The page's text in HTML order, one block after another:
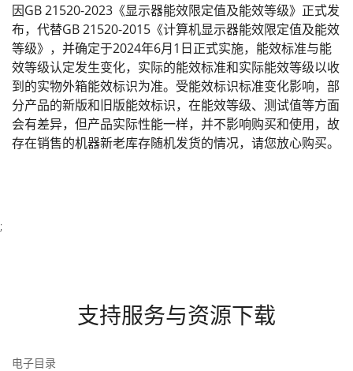
因GB 21520-2023《显示器能效限定值及能效等级》正式发
布，代替GB 21520-2015《计算机显示器能效限定值及能效
等级》，并确定于2024年6月1日正式实施，能效标准与能
效等级认定发生变化，实际的能效标准和实际能效等级以收
到的实物外箱能效标识为准。受能效标识标准变化影响，部
分产品的新版和旧版能效标识，在能效等级、测试值等方面
会有差异，但产品实际性能一样，并不影响购买和使用，故
存在销售的机器新老库存随机发货的情况，请您放心购买。
;
支持服务与资源下载
电子目录